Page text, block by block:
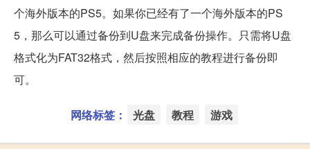
个海外版本的PS5。如果你已经有了一个海外版本的PS
5，那么可以通过备份到U盘来完成备份操作。只需将U盘
格式化为FAT32格式，然后按照相应的教程进行备份即
可。
网络标签： 光盘 教程 游戏